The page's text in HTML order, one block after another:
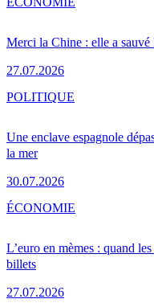
Merci la Chine : elle a sauvé
27.07.2026
Une enclave espagnole
la mer
30.07.2026
POLITIQUE
L’euro en mèmes : quand
billets
27.07.2026
ÉCONOMIE